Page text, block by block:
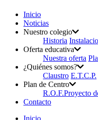
Inicio
Noticias
Nuestro colegio
Historia
Oferta educativa
Nuestra oferta
¿Quiénes somos?
Claustro E.T.C.P.
Plan de Centro
R.O.F.Proyecto
Contacto
Inicio